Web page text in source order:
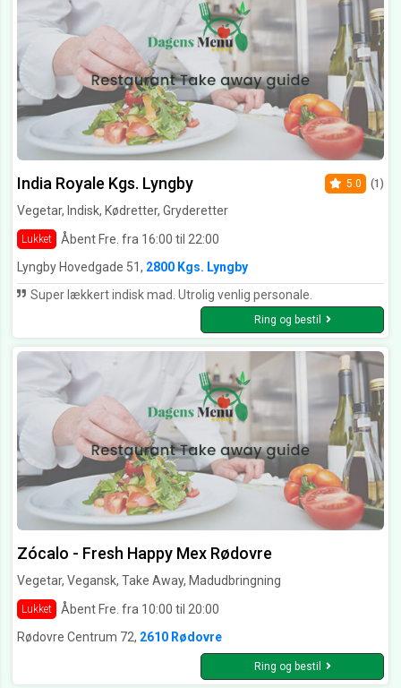
India Royale Kgs. Lyngby
Vegetar, Indisk, Kødretter, Gryderetter
Lukket Åbent Fre. fra 16:00 til 22:00
5.0 (1)
Lyngby Hovedgade 51, 2800 Kgs. Lyngby
Super lækkert indisk mad. Utrolig venlig personale.
Ring og bestil
Zócalo - Fresh Happy Mex Rødovre
Vegetar, Vegansk, Take Away, Madudbringning
Lukket
Åbent Fre. fra 10:00 til 20:00
Rødovre Centrum 72, 2610 Rødovre
Ring og bestil